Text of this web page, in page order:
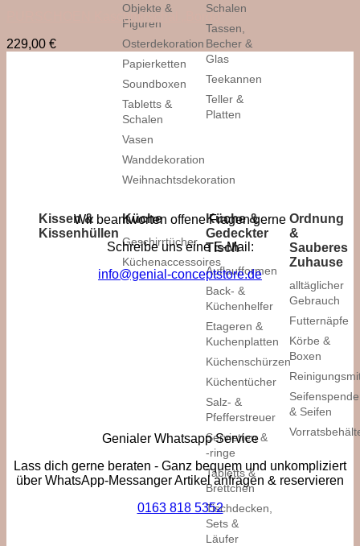
Objekte &
Figuren
Osterdekoration
Papierketten
Soundboxen
Tabletts &
Schalen
Vasen
Wanddekoration
Weihnachtsdekoration
Schalen
Tassen,
Becher &
Glas
Teekannen
Teller &
Platten
Kissen &
Kissenhüllen
Küche
Geschirrtücher
Küchenaccessoires
Küche &
Gedeckter
Tisch
Auflaufformen
Back- &
Küchenhelfer
Etageren &
Kuchenplatten
Küchenschürzen
Küchentücher
Salz- &
Pfefferstreuer
Servietten &
-ringe
Tabletts &
Brettchen
Tischdecken,
Sets &
Läufer
Ordnung
&
Sauberes
Zuhause
alltäglicher
Gebrauch
Futternäpfe
Körbe &
Boxen
& Seifen
PURSCHOEN Kaschmirschal „Bordo“
229,00 €
Wir beantworten offene Fragen gerne
Schreibe uns eine E-Mail:
info@genial-conceptstore.de
Genialer Whatsapp Service
Lass dich gerne beraten - Ganz bequem und unkompliziert
über WhatsApp-Messanger Artikel anfragen & reservieren
0163 818 5352